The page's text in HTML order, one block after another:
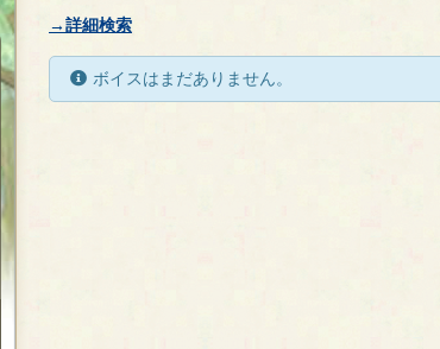
→詳細検索
ボイスはまだありません。